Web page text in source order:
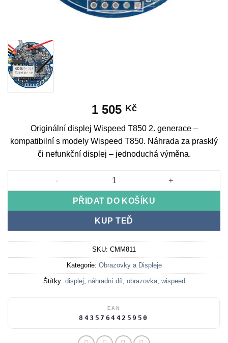
1 505 Kč
Originální displej Wispeed T850 2. generace –
kompatibilní s modely Wispeed T850. Náhrada za prasklý
či nefunkční displej – jednoduchá výměna.
Originální displej Wispeed T850 2. generace množství
PŘIDAT DO KOŠÍKU
KUP TEĎ
SKU: CMM811
Kategorie: Obrazovky a Displeje
Štítky: displej, náhradní díl , obrazovka, wispeed
EAN
8435764425950